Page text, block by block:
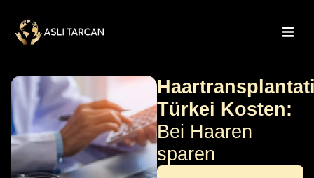
Türkei Kosten:
Bei Haaren
sparen